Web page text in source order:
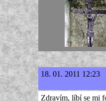
18. 01. 2011 12:23
Zdravím, líbí se mi